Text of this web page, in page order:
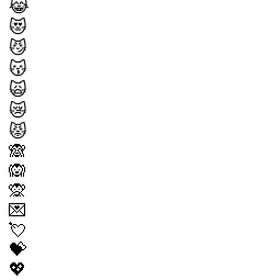
😹
😻
😼
😽
🙀
😿
😾
🙈
🙉
🙊
💌
💘
💝
💖